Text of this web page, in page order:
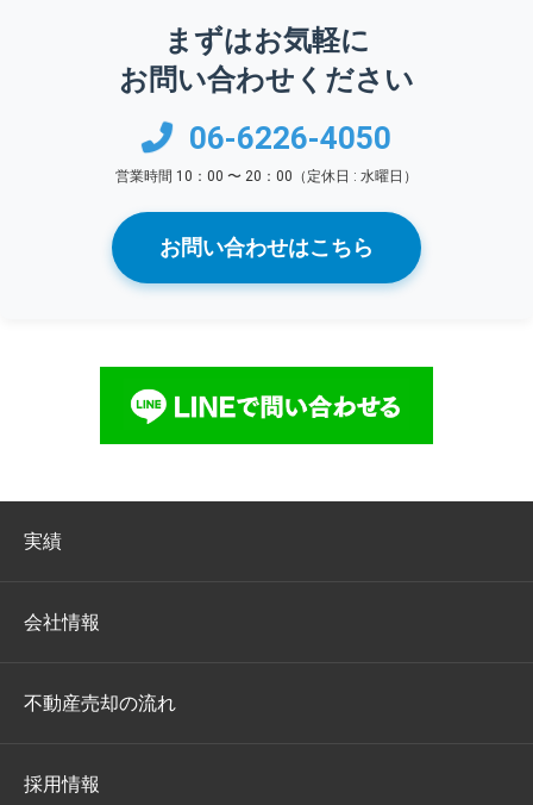
まずはお気軽に
お問い合わせください
06-6226-4050
営業時間 10：00 〜 20：00（定休日 : 水曜日）
お問い合わせはこちら
実績
会社情報
不動産売却の流れ
採用情報